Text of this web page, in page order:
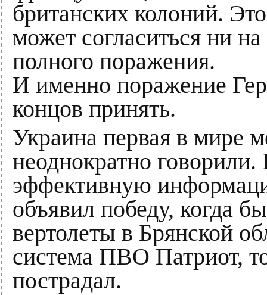
британских колоний.
может согласиться ни
полного поражения.
И именно поражение
концов принять.
Украина первая в мире
неоднократно
эффективную
объявил победу, когда
вертолеты в Брянской
система ПВО Патриот,
пострадал.